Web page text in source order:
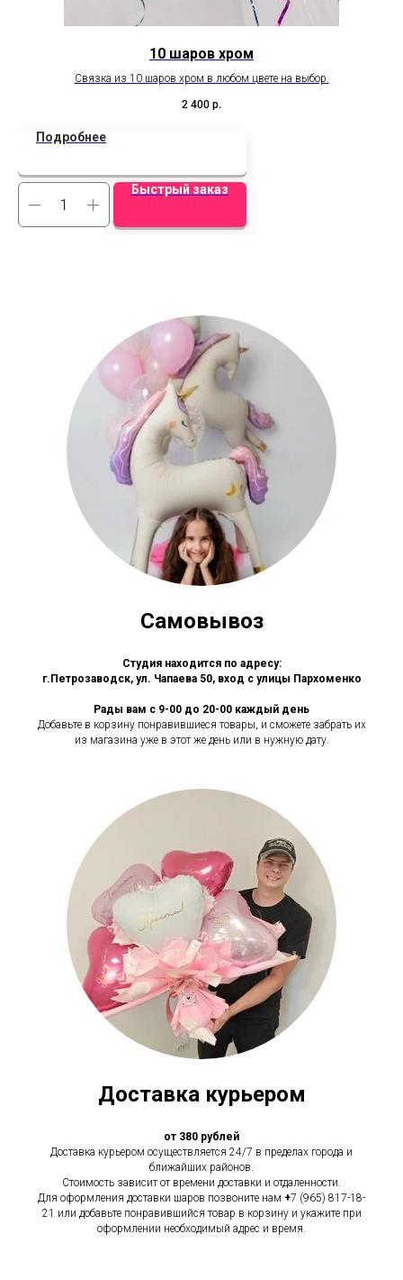
10 шаров хром
Связка из 10 шаров хром в любом цвете на выбор.
2 400 р.
Подробнее
Быстрый заказ
Самовывоз
Студия находится по адресу:
г.Петрозаводск, ул. Чапаева 50, вход с улицы Пархоменко
Рады вам с 9-00 до 20-00 каждый день
Добавьте в корзину понравившиеся товары, и сможете забрать их
из магазина уже в этот же день или в нужную дату.
Доставка курьером
от 380 рублей
Доставка курьером осуществляется 24/7 в пределах города и
ближайших районов.
Стоимость зависит от времени доставки и отдаленности.
Для оформления доставки шаров позвоните нам +7 (965) 817-18-
21 или добавьте понравившийся товар в корзину и укажите при
оформлении необходимый адрес и время.